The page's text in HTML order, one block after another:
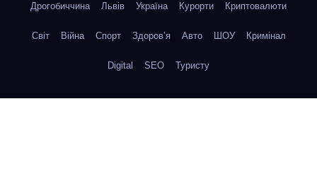
Дрогобиччина Львів Україна Курорти Криптовалюти
Світ Війна Спорт Здоров’я Авто ШОУ Кримінал
Digital SEO Туристу